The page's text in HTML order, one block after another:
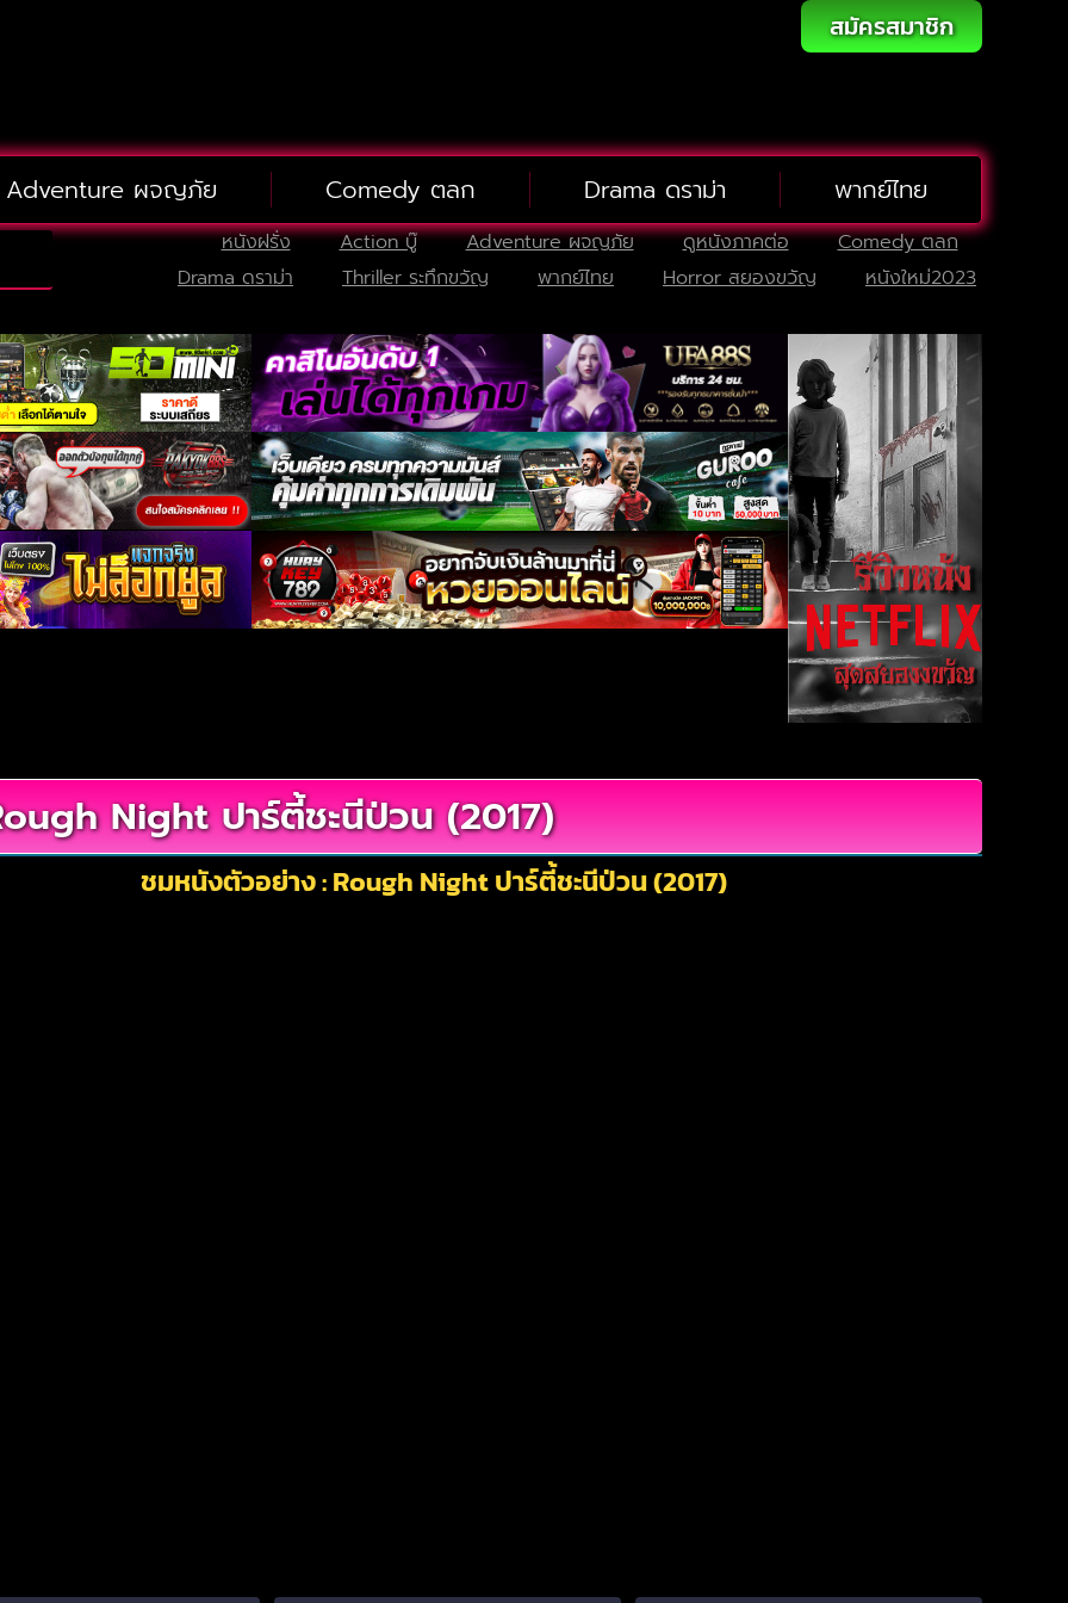
สมัครสมาชิก
Adventure ผจญภัย Comedy ตลก Drama ดราม่า พากย์ไทย
หนังฝรั่ง Action บู๊ Adventure ผจญภัย ดูหนังภาคต่อ
Comedy ตลก
Drama ดราม่า
Thriller ระทึกขวัญ พากย์ไทย Horror สยองขวัญ หนังใหม่2023
Night ปาร์ตี้ชะนีป่วน (2017)
ชมหนังตัวอย่าง : Rough Night ปาร์ตี้ชะนีป่วน (2017)